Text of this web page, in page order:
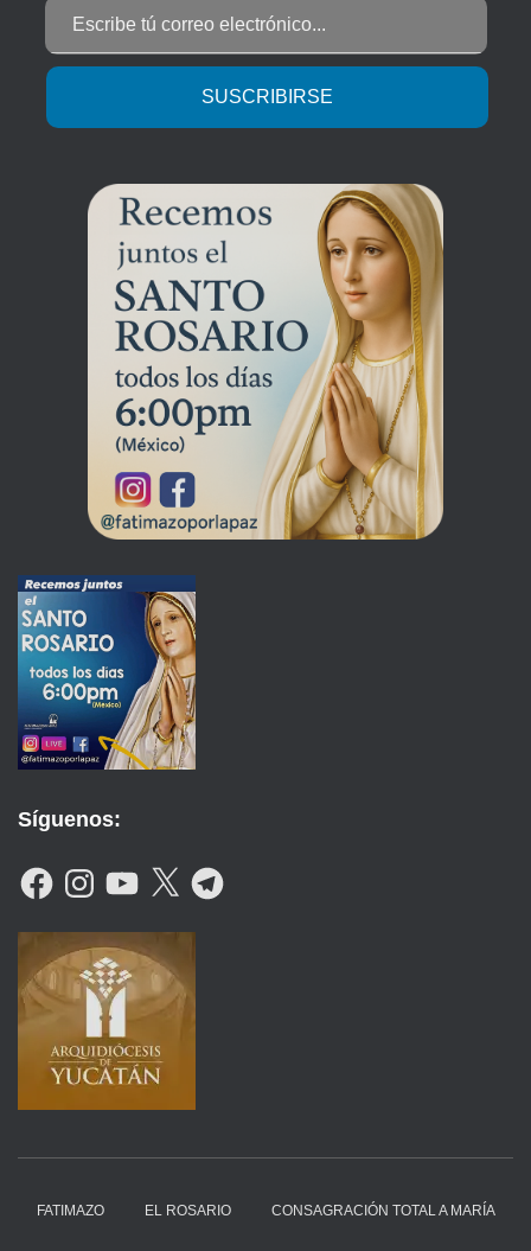
SUSCRIBIRSE
Síguenos:
F
A
B
K
N
A
G
R
M
Y
O
U
B
E
X
T
E
G
FATIMAZO EL ROSARIO CONSAGRACIÓN TOTAL A MARÍA